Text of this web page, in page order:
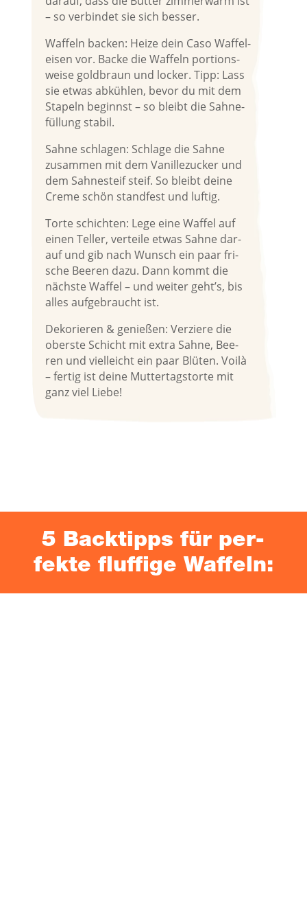
– so ver­bin­det sie sich besser.
Waf­feln backen: Hei­ze dein Caso Waf­fel­
ei­sen vor. Backe die Waf­feln por­ti­ons­
wei­se gold­braun und locker. Tipp: Lass
sie etwas abküh­len, bevor du mit dem
Sta­peln beginnst – so bleibt die Sahne­
fül­lung stabil.
Sah­ne schla­gen: Schla­ge die Sah­ne
zusam­men mit dem Vanil­le­zu­cker und
dem Sah­nesteif steif. So bleibt dei­ne
Creme schön stand­fest und luftig.
Tor­te schich­ten: Lege eine Waf­fel auf
einen Tel­ler, ver­tei­le etwas Sah­ne dar­
auf und gib nach Wunsch ein paar fri­
sche Bee­ren dazu. Dann kommt die
nächs­te Waf­fel – und wei­ter geht’s, bis
alles auf­ge­braucht ist.
Deko­rie­ren & genie­ßen: Ver­zie­re die
obers­te Schicht mit extra Sah­ne, Bee­
ren und viel­leicht ein paar Blü­ten. Voi­là
– fer­tig ist dei­ne Mut­ter­tags­tor­te mit
ganz viel Liebe!
5 Back­tipps für per­
fek­te fluf­fi­ge Waffeln: